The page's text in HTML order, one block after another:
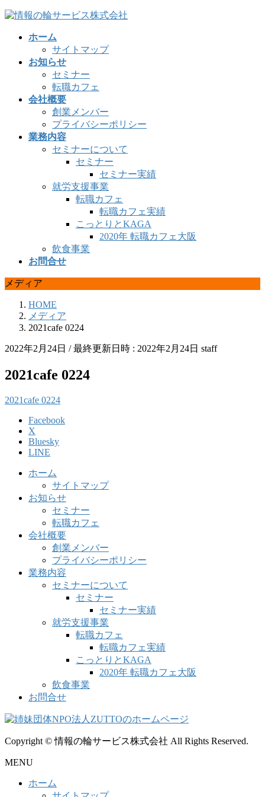
コ
ナ
ホーム
サイトマップ
お知らせ
セミナー
転職カフェ
会社概要
創業メンバー
プライバシーポリシー
業務内容
セミナーについて
セミナー
セミナー実績
就労支援事業
転職カフェ
転職カフェ実績
こっとりとKAGA
2020年 転職カフェ大阪
飲食事業
お問合せ
メディア
HOME
メディア
2021cafe 0224
2022年2月24日 / 最終更新日時 : 2022年2月24日 staff
2021cafe 0224
2021cafe 0224
Facebook
X
Bluesky
LINE
ホーム
サイトマップ
お知らせ
セミナー
転職カフェ
会社概要
創業メンバー
プライバシーポリシー
業務内容
セミナーについて
セミナー
セミナー実績
就労支援事業
転職カフェ
転職カフェ実績
こっとりとKAGA
2020年 転職カフェ大阪
飲食事業
お問合せ
Copyright © 情報の輪サービス株式会社 All Rights Reserved.
MENU
ホーム